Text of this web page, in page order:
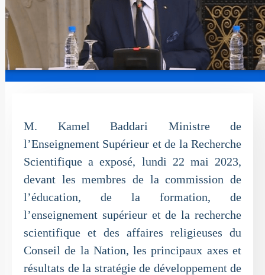
M. Kamel Baddari Ministre de
l’Enseignement Supérieur et de la Recherche
Scientifique a exposé, lundi 22 mai 2023,
devant les membres de la commission de
l’éducation, de la formation, de
l’enseignement supérieur et de la recherche
scientifique et des affaires religieuses du
Conseil de la Nation, les principaux axes et
résultats de la stratégie de développement de